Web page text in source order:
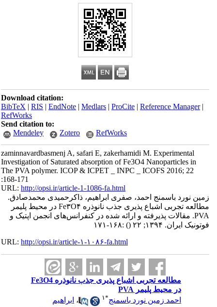
Download citation:
BibTeX|RIS|EndNote|Medlars|ProCite|Reference Manager
RefWorks
Send citation to:
Mendeley
Zotero RefWorks
zaminnavardbasmenj A, safari E, zakerhamidi M. Experimental
Investigation of Saturated absorption of Fe3O4 Nanoparticles in
The PVA polymer. ICOP & ICPET _ INPC _ ICOFS 2016; 22
:168-171
URL:http://opsi.ir/article-1-1086-fa.html
زمین نورد باسمنج احمد، صفری ابراهیم، ذاکرحمیدی محمدصادق.
مطالعه تجربی اشباع پذیری جذب نانوذره Fe۳O۴ در محیط پلیمر
PVA. مقالات پذیرفته و ارائه شده در کنفرانس‌های انجمن اپتیک و
فوتونیک ایران. ۱۳۹۴; ۲۲
() :۱۶۸-۱۷۱
URL:http://opsi.ir/article-۱-۱۰۸۶-fa.html
مطالعه تجربی اشباع پذیری جذب نانوذره Fe3O4
در محیط پلیمر PVA
احمد زمین نورد باسمنج*۱ ،ابراهیم